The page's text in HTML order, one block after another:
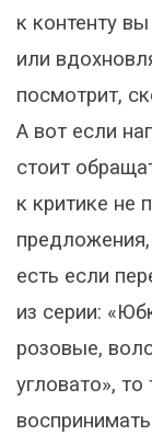
к контенту
или
посмотрит,
А вот если
стоит
к критике не
есть если
из серии:
розовые,
угловато»,